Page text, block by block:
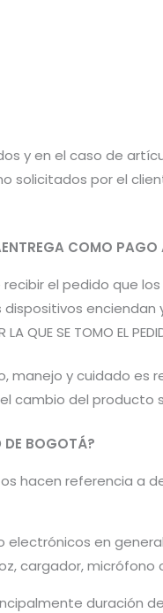
y en el caso de
solicitados por el
COMO PAGO
recibir el pedido
enciendan y
QUE SE TOMO EL
manejo y cuidado es
cambio del producto
DE BOGOTÁ?
hacen referencia a
electrónicos en
cargador, micrófono
duración